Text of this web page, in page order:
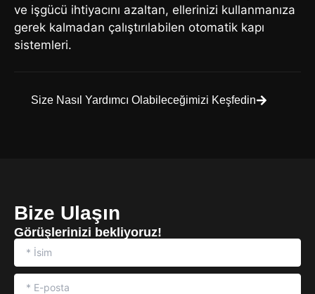
ve işgücü ihtiyacını azaltan, ellerinizi kullanmanıza
gerek kalmadan çalıştırılabilen otomatik kapı
sistemleri.
Size Nasıl Yardımcı Olabileceğimizi Keşfedin
Bize Ulaşın
Görüşlerinizi bekliyoruz!